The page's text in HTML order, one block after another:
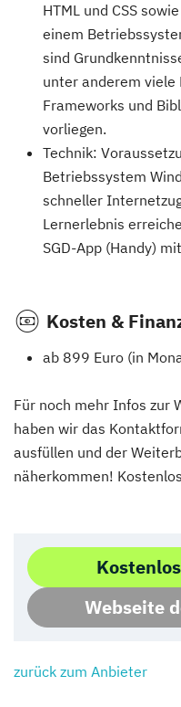
HTML und CSS
einem
sind
unter anderem
Frameworks und
vorliegen.
Technik:
Betriebssystem
schneller
Lernerlebnis
SGD-App (Handy)
Kosten &
ab 899 Euro (in
Für noch mehr Infos zur
haben wir das
ausfüllen und der
näherkommen!
Webseite
zurück zum Anbieter